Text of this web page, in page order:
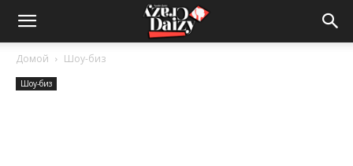
Crazy-
Daizy
Домой Шоу-биз
Шоу-биз